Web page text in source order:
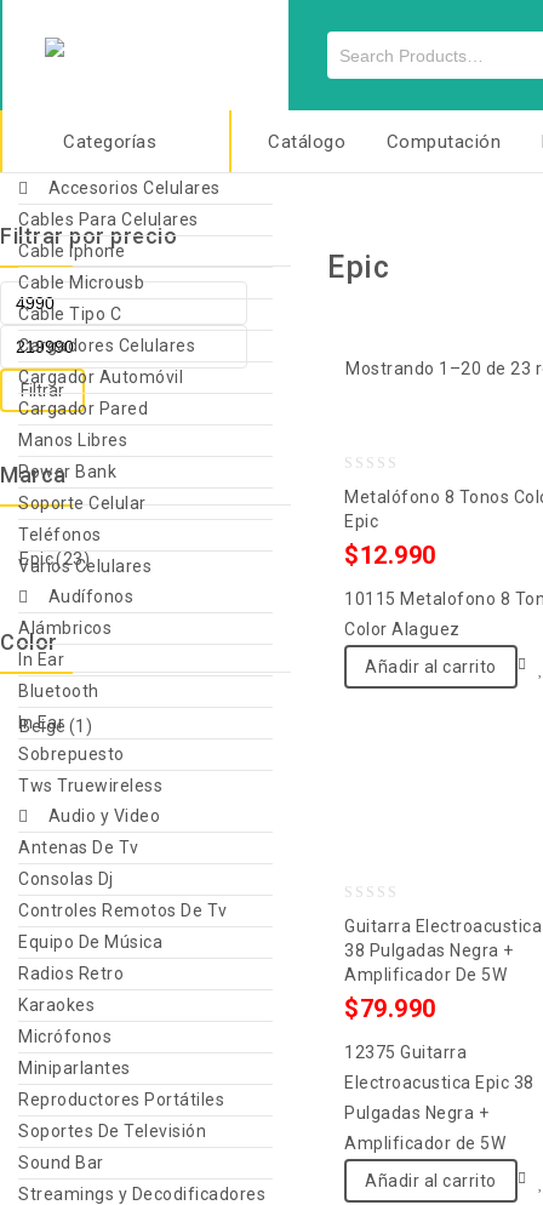
Categorías
Accesorios Celulares
Cables Para Celulares
Cable Iphone
Cable Microusb
Cable Tipo C
Cargadores Celulares
Cargador Automóvil
Cargador Pared
Manos Libres
Power Bank
Soporte Celular
Teléfonos
Varios Celulares
Audífonos
Alámbricos
In Ear
Bluetooth
In Ear
Sobrepuesto
Tws Truewireless
Audio y Video
Antenas De Tv
Consolas Dj
Controles Remotos De Tv
Equipo De Música
Radios Retro
Karaokes
Micrófonos
Miniparlantes
Reproductores Portátiles
Soportes De Televisión
Sound Bar
Streamings y Decodificadores
Catálogo Computación
Epic
Mostrando 1–20 de 23
out
of
Metalófono 8 Tonos
Epic
$12.990
10115 Metalofono 8
Color Alaguez
Añadir al carrito
out
of
5
Guitarra
38 Pulgadas Negra +
Amplificador De 5W
$79.990
12375 Guitarra
Electroacustica Epic 38
Pulgadas Negra +
Amplificador de 5W
Añadir al carrito
Filtrar por precio
Filtrar
Marca
Epic(23)
Color
Beige (1)